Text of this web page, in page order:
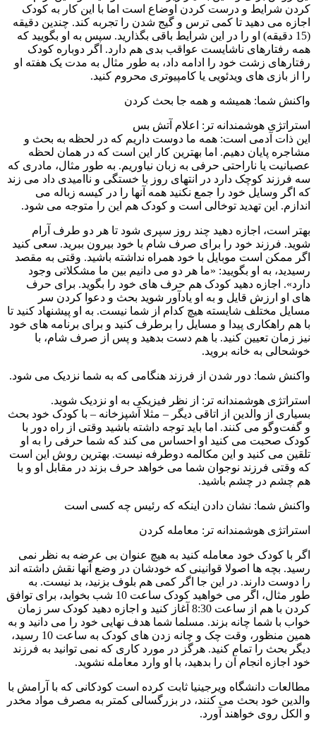
کردن شرایط و درست کردن اوضاع است اما با این کار به کودک
اجازه می دهید تا کمی ترس و گیج شدن را تجربه کند. چندین دقیقه
(15 دقیقه) او را در این شرایط باقی بگذارید. سپس به او بگویید که
همه رفتارهای ناشایست عواقب بدی هم دارد. اگر دوباره کودک
رفتارهای زشت خود را ادامه داد، به طور مثال به مدت یک هفته او
را از بازی های ویدئویی یا کامپیوتری محروم کنید.
واکنش شما: همیشه و همه جا بحث کردن
استراتژی هوشمندانه تر: اعلام آتش بس
این ذات آدمی است: همه ما دوست داریم که در لحظه به بحث و
مشاجره پایان دهیم. اما بهترین کار این است که در همان لحظه
عصبانیت یا ناراحتی حرفی به زبان نیاوریم. به طور مثال، مادری که
سه فرزند کوچک دارد در انتهای روز با خستگی و ناامیدی داد می زند
که اگر وسایل خود را جمع نکنید همه آنها را در کیسه زباله می
اندازم. این تهدید توخالی است و کودک هم این را متوجه می شود.
بهتر است، اجازه دهید چند روز سپری شود تا هر دو طرف آرام
شوید. فرزند خود را برای صرف شام با خود بیرون ببرید. سعی کنید
اگر ممکن است موبایل با خود همراه نداشته باشید. وقتی به مقصد
رسیدید، به او بگویید: «ما هر دو می دانیم بین ما مشکلاتی وجود
دارد». اجازه دهید کودک هم حرف های خود را بگوید. برای حرف
های او ارزش قایل و به او یادآور شوید بحث و دعوا کردن سر
مسایل مختلف شایسته هیچ کدام از شما نیست. به او پیشنهاد کنید تا
با هم راهکاری پیدا و مسایل را برطرف کنید و برای برنامه های خود
نیز زمان تعیین کنید. با هم دست بدهید و پس از صرف شام، با
خوشحالی به خانه بروید.
واکنش شما: دور شدن از فرزند هنگامی که به شما نزدیک می شود.
استراتژی هوشمندانه تر: از نظر فیزیکی به او نزدیک شوید.
بسیاری از والدین از اتاقی دیگر – مثلا آشپزخانه – با کودک خود بحث
و گفت‌وگو می کنند. اما باید توجه داشته باشید وقتی از راه دور با
کودک صحبت می کنید او احساس می کند که شما حرفی را به او
تلقین می کنید و این مکالمه دوطرفه نیست. بهترین روش این است
که وقتی فرزند نوجوان شما می خواهد حرف بزند در مقابل او و با
هم چشم در چشم باشید.
واکنش شما: نشان دادن اینکه که رئیس چه کسی است
استراتژی هوشمندانه تر: معامله کردن
اگر با کودک خود معامله کنید به هیچ عنوان بی عرضه به نظر نمی
رسید. بچه ها اصولا قوانینی که خودشان در وضع آنها نقش داشته اند
را دوست دارند. در این جا اگر کمی هم بلوف بزنید، بد نیست. به
طور مثال، اگر می خواهید کودک ساعت 10 شب بخوابد، برای توافق
کردن با هم از ساعت 8:30 آغاز کنید و اجازه دهید کودک سر زمان
خواب با شما چانه بزند. مسلما شما هدف نهایی خود را می دانید و به
همین منظور، وقت چک و چانه زدن های کودک به ساعت 10 رسید،
دیگر بحث را تمام کنید. هرگز در مورد کاری که نمی توانید به فرزند
خود اجازه انجام آن را بدهید، با او وارد معامله نشوید.
مطالعات دانشگاه ویرجینیا ثابت کرده است کودکانی که با آرامش با
والدین خود بحث می کنند، در بزرگسالی کمتر به مصرف مواد مخدر
و الکل روی خواهند آورد.